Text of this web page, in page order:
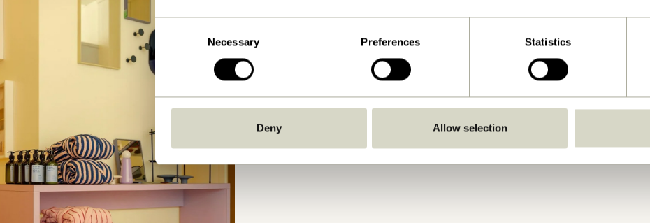
Necessary Preferences Statistics
Deny Allow selection